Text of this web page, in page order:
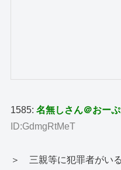
1585:名無しさん＠おー
ID:GdmgRtMeT
＞ 三親等に犯罪者がい